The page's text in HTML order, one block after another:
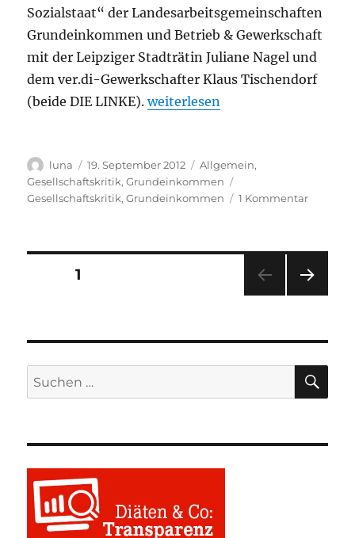
Sozialstaat“ der Landesarbeitsgemeinschaften
Grundeinkommen und Betrieb & Gewerkschaft
mit der Leipziger Stadträtin Juliane Nagel und
dem ver.di-Gewerkschafter Klaus Tischendorf
(beide DIE LINKE).„Bedingungsloses
weiterlesen
Autor
luna
Veröffentlicht
am
19. September 2012 Kategorien
Allgemein,
Gesellschaftskritik,Grundeinkommen
Gesellschaftskritik,Grundeinkommen 1 Kommentarzu
Seitennummerierung
Beiträge
SEITE1
E
Suchen
nach: